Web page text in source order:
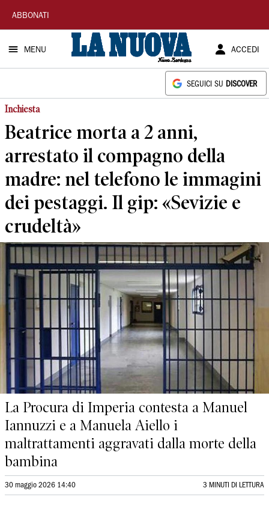
La
Nuova
Sardegna
ABBONATI
MENU ACCEDI
SEGUICI SU DISCOVER
Inchiesta
Beatrice morta a 2 anni,
arrestato il compagno della
madre: nel telefono le immagini
dei pestaggi. Il gip: «Sevizie e
crudeltà»
La Procura di Imperia contesta a Manuel
Iannuzzi e a Manuela Aiello i
maltrattamenti aggravati dalla morte della
bambina
30 maggio 2026 14:40 3 MINUTI DI LETTURA